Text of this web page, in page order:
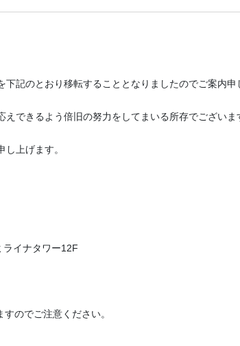
記のとおり移転することとなりましたのでご案内申
できるよう倍旧の努力をしてまいる所存でございま
上げます。
イナタワー12F
のでご注意ください。